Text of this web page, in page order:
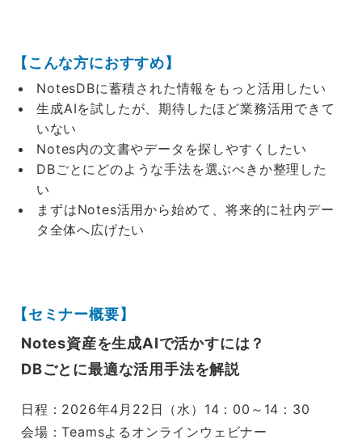
【こんな方におすすめ】
NotesDBに蓄積された情報をもっと活用したい
生成AIを試したが、期待したほど業務活用できて
いない
Notes内の文書やデータを探しやすくしたい
DBごとにどのような手法を選ぶべきか整理した
い
まずはNotes活用から始めて、将来的に社内デー
タ全体へ広げたい
【セミナー概要】
Notes資産を生成AIで活かすには？
DBごとに最適な活用手法を解説
日程：2026年4月22日（水）14：00～14：30
会場：Teamsよるオンラインウェビナー